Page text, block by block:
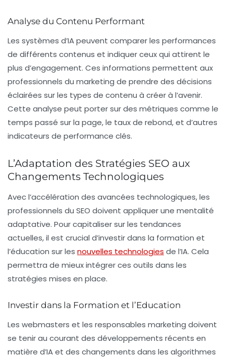
Analyse du Contenu Performant
Les systèmes d’IA peuvent comparer les performances
de différents contenus et indiquer ceux qui attirent le
plus d’engagement. Ces informations permettent aux
professionnels du marketing de prendre des décisions
éclairées sur les types de contenu à créer à l’avenir.
Cette analyse peut porter sur des métriques comme le
temps passé sur la page, le taux de rebond, et d’autres
indicateurs de performance clés.
L’Adaptation des Stratégies SEO aux
Changements Technologiques
Avec l’accélération des avancées technologiques, les
professionnels du SEO doivent appliquer une mentalité
adaptative. Pour capitaliser sur les tendances
actuelles, il est crucial d’investir dans la formation et
l’éducation sur les nouvelles technologies de l’IA. Cela
permettra de mieux intégrer ces outils dans les
stratégies mises en place.
Investir dans la Formation et l’Education
Les webmasters et les responsables marketing doivent
se tenir au courant des développements récents en
matière d’IA et des changements dans les algorithmes